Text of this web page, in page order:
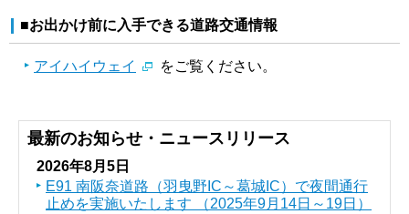
■お出かけ前に入手できる道路交通情報
アイハイウェイ をご覧ください。
最新のお知らせ・ニュースリリース
2026年8月5日
E91 南阪奈道路（羽曳野IC～葛󠄀城IC）で夜間通行
止めを実施いたします （2025年9月14日～19日）